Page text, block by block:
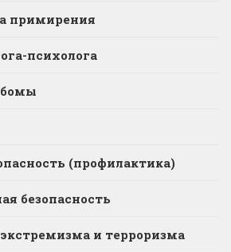
примирения
психолога
(профилактика)
безопасность
и терроризма